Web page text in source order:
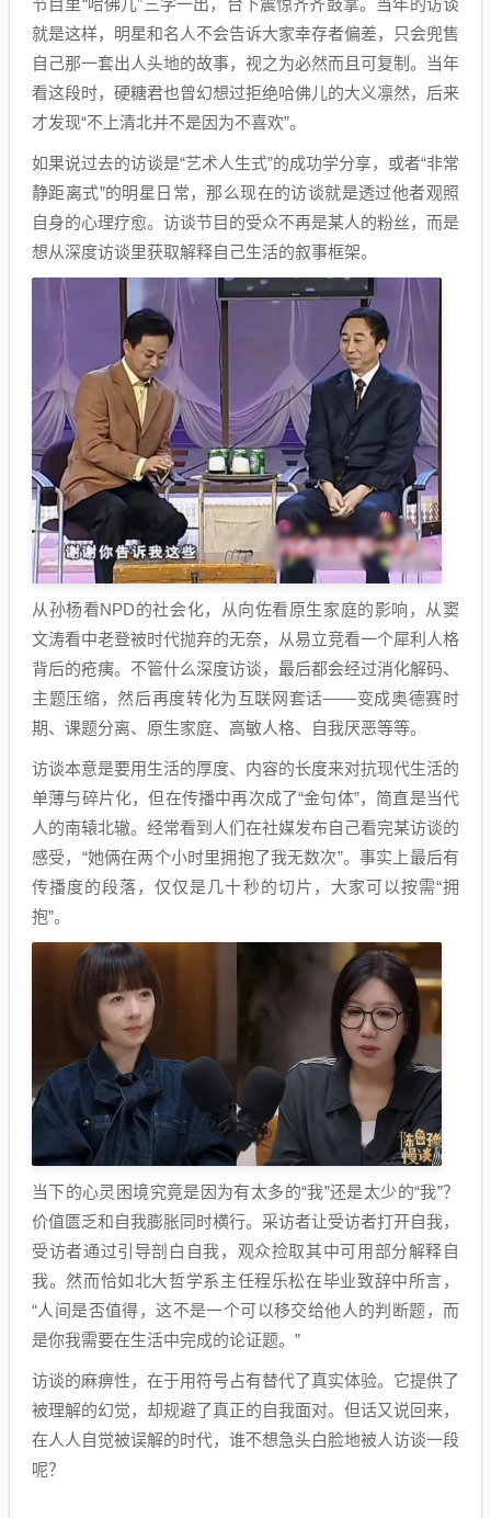
节目里“哈佛儿”三字一出，台下震惊齐齐鼓掌。当年的访谈
就是这样，明星和名人不会告诉大家幸存者偏差，只会兜售
自己那一套出人头地的故事，视之为必然而且可复制。当年
看这段时，硬糖君也曾幻想过拒绝哈佛儿的大义凛然，后来
才发现“不上清北并不是因为不喜欢”。
如果说过去的访谈是“艺术人生式”的成功学分享，或者“非常
静距离式”的明星日常，那么现在的访谈就是透过他者观照
自身的心理疗愈。访谈节目的受众不再是某人的粉丝，而是
想从深度访谈里获取解释自己生活的叙事框架。
从孙杨看NPD的社会化，从向佐看原生家庭的影响，从窦
文涛看中老登被时代抛弃的无奈，从易立竞看一个犀利人格
背后的疮痍。不管什么深度访谈，最后都会经过消化解码、
主题压缩，然后再度转化为互联网套话——变成奥德赛时
期、课题分离、原生家庭、高敏人格、自我厌恶等等。
访谈本意是要用生活的厚度、内容的长度来对抗现代生活的
单薄与碎片化，但在传播中再次成了“金句体”，简直是当代
人的南辕北辙。经常看到人们在社媒发布自己看完某访谈的
感受，“她俩在两个小时里拥抱了我无数次”。事实上最后有
传播度的段落，仅仅是几十秒的切片，大家可以按需“拥
抱”。
当下的心灵困境究竟是因为有太多的“我”还是太少的“我”？
价值匮乏和自我膨胀同时横行。采访者让受访者打开自我，
受访者通过引导剖白自我，观众捡取其中可用部分解释自
我。然而恰如北大哲学系主任程乐松在毕业致辞中所言，
“人间是否值得，这不是一个可以移交给他人的判断题，而
是你我需要在生活中完成的论证题。”
访谈的麻痹性，在于用符号占有替代了真实体验。它提供了
被理解的幻觉，却规避了真正的自我面对。但话又说回来，
在人人自觉被误解的时代，谁不想急头白脸地被人访谈一段
呢？